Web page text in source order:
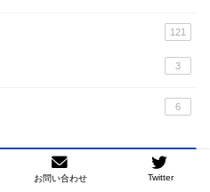
121
3
6
お問い合わせ Twitter